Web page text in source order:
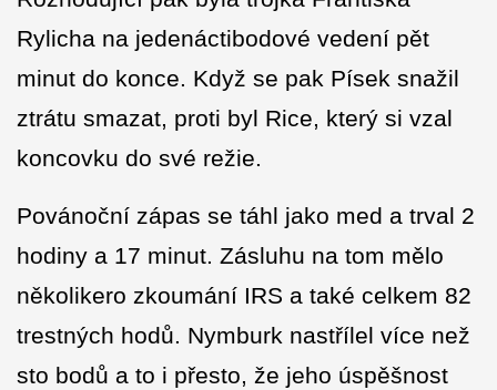
Rylicha na jedenáctibodové vedení pět
minut do konce. Když se pak Písek snažil
ztrátu smazat, proti byl Rice, který si vzal
koncovku do své režie.
Povánoční zápas se táhl jako med a trval 2
hodiny a 17 minut. Zásluhu na tom mělo
několikero zkoumání IRS a také celkem 82
trestných hodů. Nymburk nastřílel více než
sto bodů a to i přesto, že jeho úspěšnost